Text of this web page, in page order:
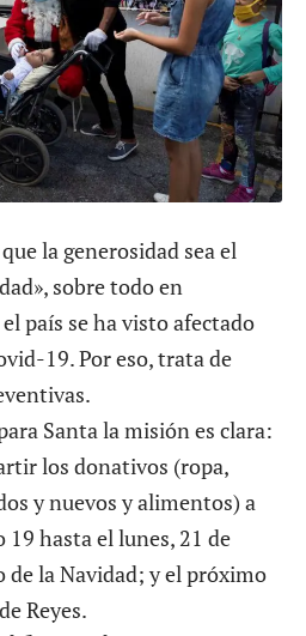
la generosidad sea el
sobre todo en
país se ha visto afectado
19. Por eso, trata de
Santa la misión es clara:
los donativos (ropa,
y nuevos y alimentos) a
19 hasta el lunes, 21 de
la Navidad; y el próximo
Reyes.